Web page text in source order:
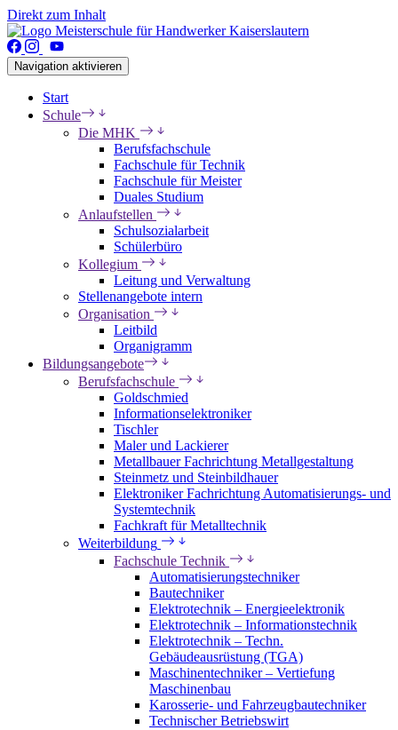
Direkt zum Inhalt
Navigation aktivieren
Start
Schule
Die MHK
Berufsfachschule
Fachschule für Technik
Fachschule für Meister
Duales Studium
Anlaufstellen
Schulsozialarbeit
Schülerbüro
Kollegium
Leitung und Verwaltung
Stellenangebote intern
Organisation
Leitbild
Organigramm
Bildungsangebote
Berufsfachschule
Goldschmied
Informationselektroniker
Tischler
Maler und Lackierer
Metallbauer Fachrichtung Metallgestaltung
Steinmetz und Steinbildhauer
Elektroniker Fachrichtung Automatisierungs- und
Systemtechnik
Fachkraft für Metalltechnik
Weiterbildung
Fachschule Technik
Automatisierungstechniker
Bautechniker
Elektrotechnik – Energieelektronik
Elektrotechnik – Informationstechnik
Elektrotechnik – Techn.
Gebäudeausrüstung (TGA)
Maschinentechniker – Vertiefung
Maschinenbau
Karosserie- und Fahrzeugbautechniker
Technischer Betriebswirt